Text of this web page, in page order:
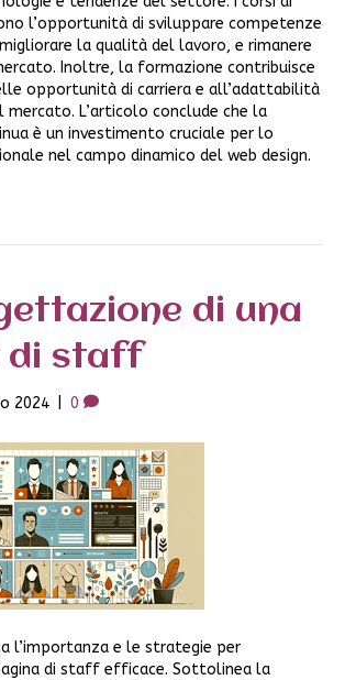
l’opportunità di sviluppare competenze
la qualità del lavoro, e rimanere
Inoltre, la formazione contribuisce
opportunità di carriera e all’adattabilità
L’articolo conclude che la
è un investimento cruciale per lo
nel campo dinamico del web design.
di una
di staff
2024 0
l’importanza e le strategie per
di staff efficace. Sottolinea la